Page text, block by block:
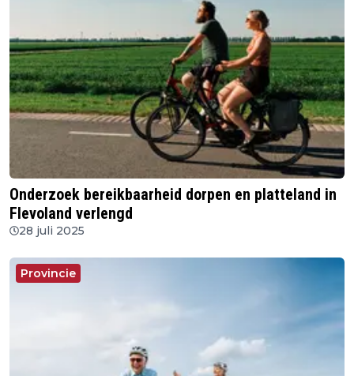
Onderzoek bereikbaarheid dorpen en platteland in
Flevoland verlengd
28 juli 2025
Provincie